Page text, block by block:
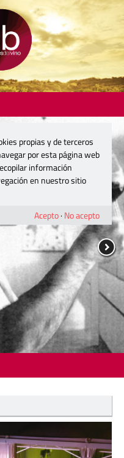
propias y de terceros
por esta página web
información
en nuestro sitio
Acepto· No acepto